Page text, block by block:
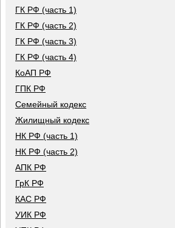
ГК РФ (часть 1)
ГК РФ (часть 2)
ГК РФ (часть 3)
ГК РФ (часть 4)
КоАП РФ
ГПК РФ
Семейный кодекс
Жилищный кодекс
НК РФ (часть 1)
НК РФ (часть 2)
АПК РФ
ГрК РФ
КАС РФ
УИК РФ